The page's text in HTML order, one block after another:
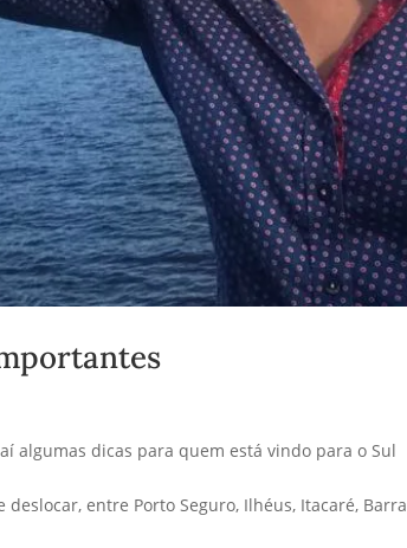
algumas dicas para quem está vindo para o Sul
entre Porto Seguro, Ilhéus, Itacaré, Barra